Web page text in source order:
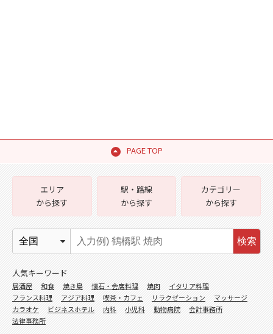
PAGE TOP
エリア
から探す
駅・路線
から探す
カテゴリー
から探す
検索
人気キーワード
居酒屋 和食 焼き鳥 懐石・会席料理 焼肉
イタリア料理
フランス料理
アジア料理 喫茶・カフェ リラクゼーション
マッサージ
カラオケ
ビジネスホテル 内科 小児科 動物病院
会計事務所
法律事務所